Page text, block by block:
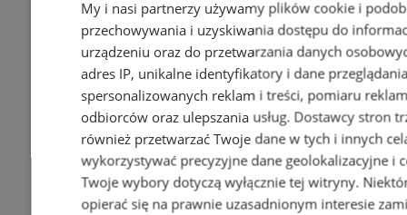
My i nasi partnerzy używamy plików cookie i
przechowywania i uzyskiwania dostępu do
urządzeniu oraz do przetwarzania danych
adres IP, unikalne identyfikatory i dane
spersonalizowanych reklam i treści, pomiaru
odbiorców oraz ulepszania usług. Dostawcy stron
również przetwarzać Twoje dane w tych i innych
wykorzystywać precyzyjne dane geolokalizacyjne i
Twoje wybory dotyczą wyłącznie tej witryny.
opierać się na prawnie uzasadnionym interesie